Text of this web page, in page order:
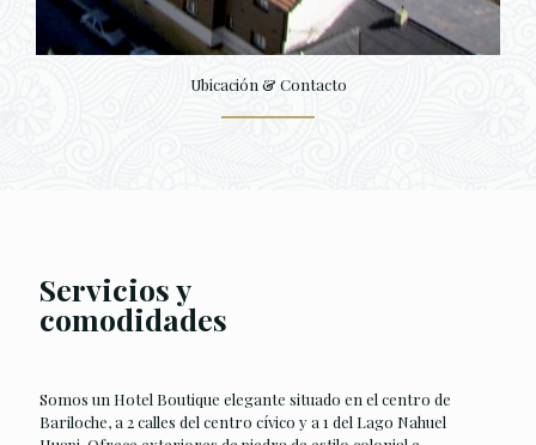
Ubicación & Contacto
Servicios y
comodidades
Somos un Hotel Boutique elegante situado en el centro de
Bariloche, a 2 calles del centro cívico y a 1 del Lago Nahuel